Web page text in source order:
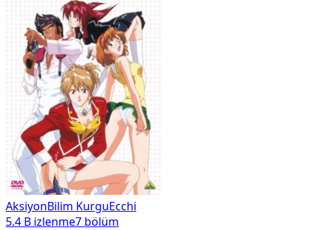
AksiyonBilim KurguEcchi
5.4 B izlenme7 bölüm